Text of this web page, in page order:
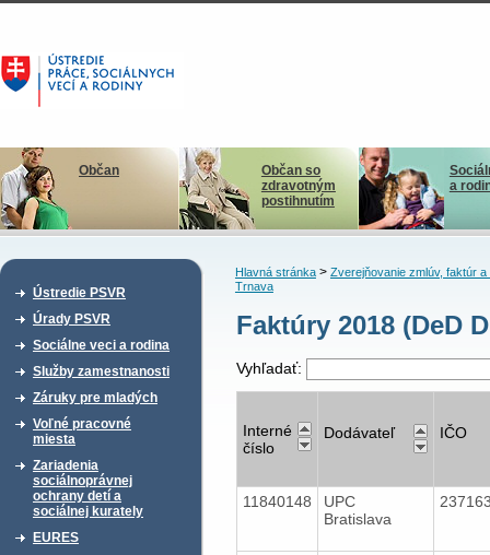
Občan
Občan so
zdravotným
postihnutím
a
Ústredie PSVR
Úrady PSVR
Sociálne veci a rodina
Služby zamestnanosti
Záruky pre mladých
Voľné pracovné
miesta
Zariadenia
sociálnoprávnej
ochrany detí a
sociálnej kurately
EURES
Hlavná stránka> Zverejňovanie zmlúv, faktúr a
Trnava
Faktúry 2018 (DeD
Vyhľadať:
Interné
číslo
Dodávateľ IČO
11840148
UPC
Bratislava